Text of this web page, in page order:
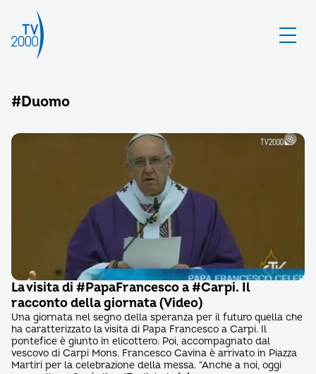
#Duomo
La visita di #PapaFrancesco a #Carpi. Il
racconto della giornata (Video)
Una giornata nel segno della speranza per il futuro quella che
ha caratterizzato la visita di Papa Francesco a Carpi. Il
pontefice è giunto in elicottero. Poi, accompagnato dal
vescovo di Carpi Mons. Francesco Cavina è arrivato in Piazza
Martiri per la celebrazione della messa. “Anche a noi, oggi